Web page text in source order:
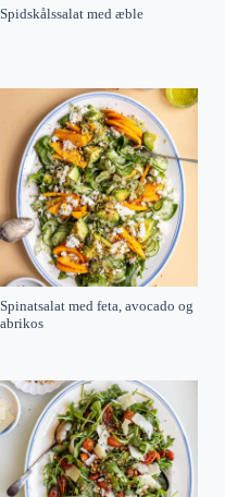
Spidskålssalat med æble
Spinatsalat med feta, avocado og
abrikos